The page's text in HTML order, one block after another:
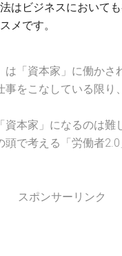
はビジネスにおいて
メです。
は「資本家」に働かさ
事をこなしている限り
資本家」になるのは難
頭で考える「労働者
スポンサーリンク